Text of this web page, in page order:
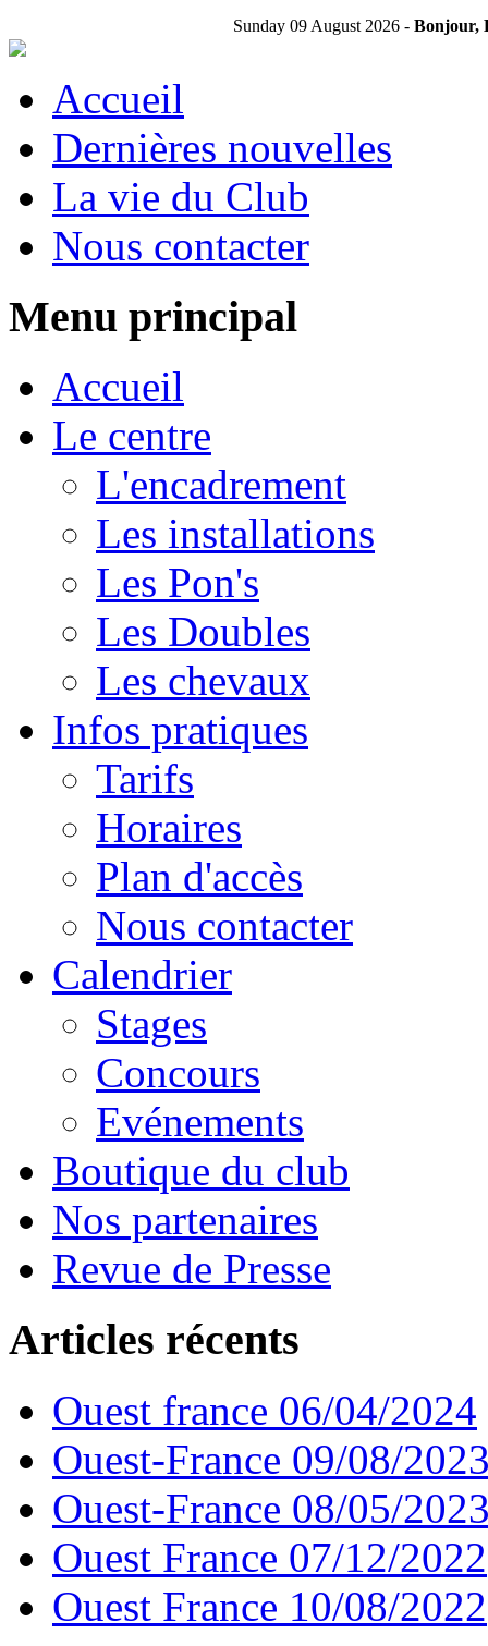
Sunday 09 August 2026 - Bonjour,
Accueil
Dernières nouvelles
La vie du Club
Nous contacter
Menu principal
Accueil
Le centre
L'encadrement
Les installations
Les Pon's
Les Doubles
Les chevaux
Infos pratiques
Tarifs
Horaires
Plan d'accès
Nous contacter
Calendrier
Stages
Concours
Evénements
Boutique du club
Nos partenaires
Revue de Presse
Articles récents
Ouest france 06/04/2024
Ouest-France 09/08/
Ouest-France 08/05/
Ouest France 07/12/2022
Ouest France 10/08/2022